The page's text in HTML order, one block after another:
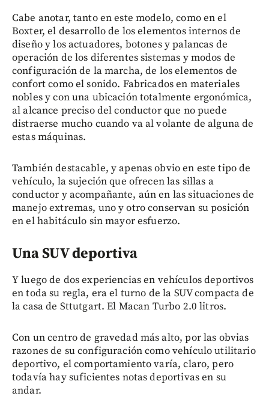
Cabe anotar, tanto en este modelo, como en el
Boxter, el desarrollo de los elementos internos de
diseño y los actuadores, botones y palancas de
operación de los diferentes sistemas y modos de
configuración de la marcha, de los elementos de
confort como el sonido. Fabricados en materiales
nobles y con una ubicación totalmente ergonómica,
al alcance preciso del conductor que no puede
distraerse mucho cuando va al volante de alguna de
estas máquinas.
También destacable, y apenas obvio en este tipo de
vehículo, la sujeción que ofrecen las sillas a
conductor y acompañante, aún en las situaciones de
manejo extremas, uno y otro conservan su posición
en el habitáculo sin mayor esfuerzo.
Una SUV deportiva
Y luego de dos experiencias en vehículos deportivos
en toda su regla, era el turno de la SUV compacta de
la casa de Sttutgart. El Macan Turbo 2.0 litros.
Con un centro de gravedad más alto, por las obvias
razones de su configuración como vehículo utilitario
deportivo, el comportamiento varía, claro, pero
todavía hay suficientes notas deportivas en su
andar.